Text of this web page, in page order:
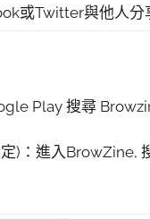
或Twitter與他人分
Play 搜尋
)：進入